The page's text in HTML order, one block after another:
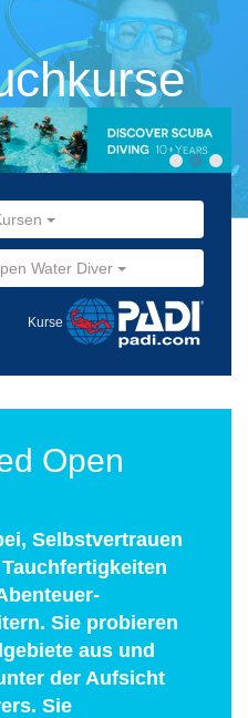
Water Diver
Kurse
Open
Selbstvertrauen
Sie probieren
aus und
der Aufsicht
Sie